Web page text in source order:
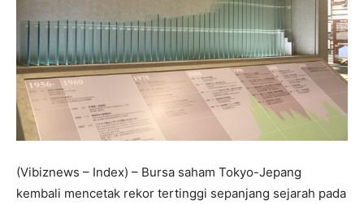
(Vibiznews – Index) – Bursa saham Tokyo-Jepang
kembali mencetak rekor tertinggi sepanjang sejarah pada